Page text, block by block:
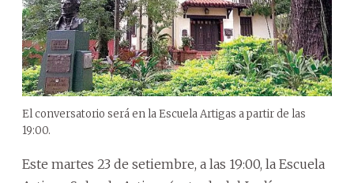
El conversatorio será en la Escuela Artigas a partir de las
19:00.
Este martes 23 de setiembre, a las 19:00, la Escuela